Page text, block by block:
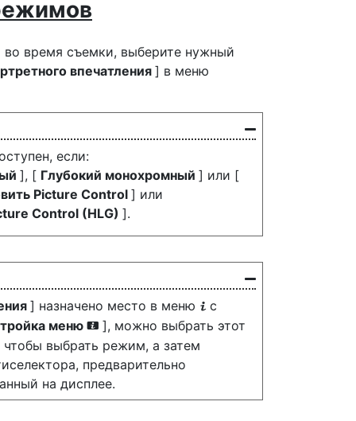
во время съемки, выберите нужный
впечатления ] в меню
если:
], [ Глубокий монохромный ] или [
Picture Control ] или
Control (HLG) ].
] назначено место в меню i с
меню i ], можно выбрать этот
чтобы выбрать режим, а затем
предварительно
на дисплее.